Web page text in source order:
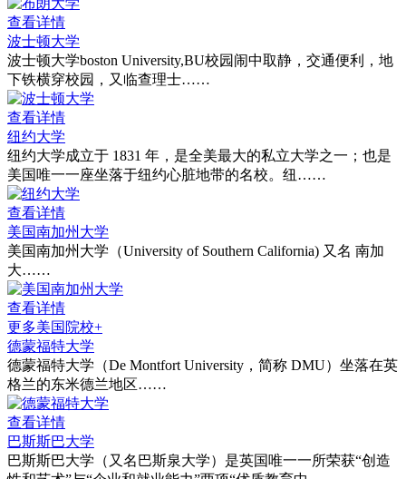
查看详情
波士顿大学
波士顿大学boston University,BU校园闹中取静，交通便利，地
下铁横穿校园，又临查理士……
查看详情
纽约大学
纽约大学成立于 1831 年，是全美最大的私立大学之一；也是
美国唯一一座坐落于纽约心脏地带的名校。纽……
查看详情
美国南加州大学
美国南加州大学（University of Southern California) 又名 南加
大……
查看详情
更多美国院校+
德蒙福特大学
德蒙福特大学（De Montfort University，简称 DMU）坐落在英
格兰的东米德兰地区……
查看详情
巴斯斯巴大学
巴斯斯巴大学（又名巴斯泉大学）是英国唯一一所荣获“创造